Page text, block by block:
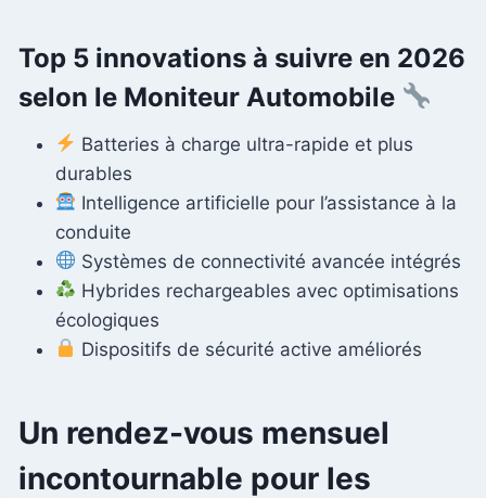
Top 5 innovations à suivre en 2026
selon le Moniteur Automobile
Batteries à charge ultra-rapide et plus
durables
Intelligence artificielle pour l’assistance à la
conduite
Systèmes de connectivité avancée intégrés
Hybrides rechargeables avec optimisations
écologiques
Dispositifs de sécurité active améliorés
Un rendez-vous mensuel
incontournable pour les